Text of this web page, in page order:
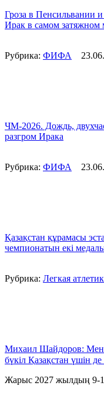
Гроза в Пенсильвании
Ирак в самом
Рубрика: ФИФА
ЧМ-2026. Дождь,
разгром Ирака
Рубрика: ФИФА
Қазақстан құрамасы
чемпионатын екі
Рубрика: Легкая
Михаил Шайдоров: Мен
бүкіл Қазақстан үшін
Жарыс 2027 жылдың 9-